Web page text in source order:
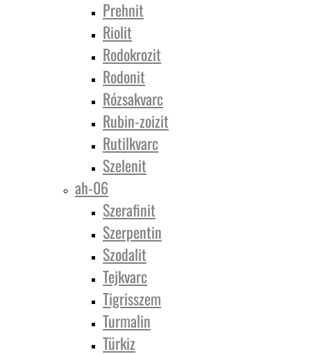
Prehnit
Riolit
Rodokrozit
Rodonit
Rózsakvarc
Rubin-zoizit
Rutilkvarc
Szelenit
ah-06
Szerafinit
Szerpentin
Szodalit
Tejkvarc
Tigrisszem
Turmalin
Türkiz